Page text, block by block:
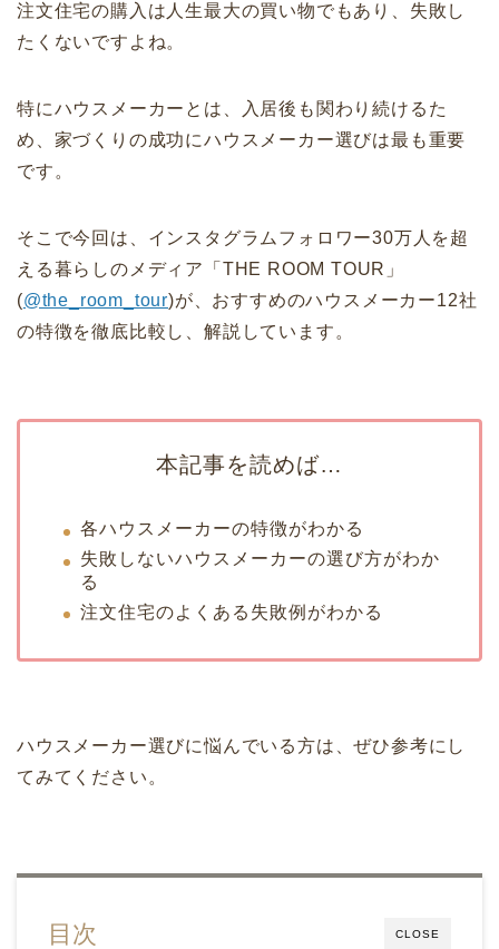
注文住宅の購入は人生最大の買い物でもあり、失敗し
たくないですよね。
特にハウスメーカーとは、入居後も関わり続けるた
め、家づくりの成功にハウスメーカー選びは最も重要
です。
そこで今回は、インスタグラムフォロワー30万人を超
える暮らしのメディア「THE ROOM TOUR」
(@the_room_tour)が、おすすめのハウスメーカー12社
の特徴を徹底比較し、解説しています。
本記事を読めば…
各ハウスメーカーの特徴がわかる
失敗しないハウスメーカーの選び方がわか
る
注文住宅のよくある失敗例がわかる
ハウスメーカー選びに悩んでいる方は、ぜひ参考にし
てみてください。
CLOSE
目次